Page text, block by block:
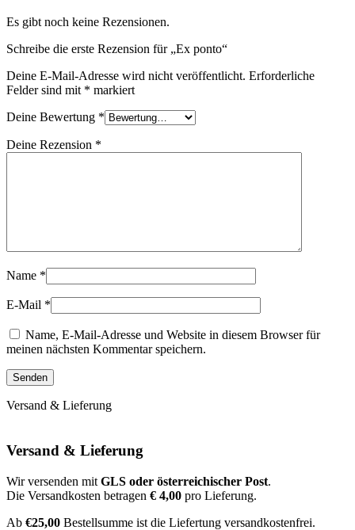
Es gibt noch keine Rezensionen.
Schreibe die erste Rezension für „Ex ponto“
Deine E-Mail-Adresse wird nicht veröffentlicht. Erforderliche
Felder sind mit * markiert
Deine Bewertung *
Deine Rezension *
Name *
E-Mail *
Name, E-Mail-Adresse und Website in diesem Browser für
meinen nächsten Kommentar speichern.
Versand & Lieferung
Versand & Lieferung
Wir versenden mit GLS oder österreichischer Post.
Die Versandkosten betragen € 4,00 pro Lieferung.
Ab €25,00 Bestellsumme ist die Liefertung versandkostenfrei.